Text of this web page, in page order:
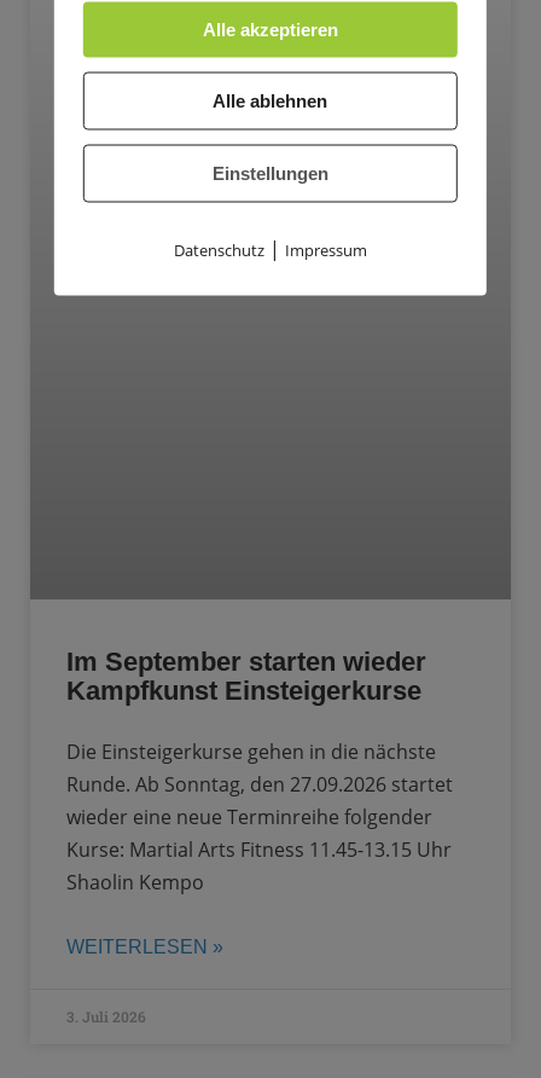
Im September starten wieder
Kampfkunst Einsteigerkurse
Die Einsteigerkurse gehen in die nächste
Runde. Ab Sonntag, den 27.09.2026 startet
wieder eine neue Terminreihe folgender
Kurse: Martial Arts Fitness 11.45-13.15 Uhr
Shaolin Kempo
WEITERLESEN »
3. Juli 2026
Alle akzeptieren
Alle ablehnen
Einstellungen
Datenschutz| Impressum